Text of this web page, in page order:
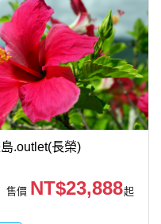
.outlet(長榮)
售價 NT$23,888起